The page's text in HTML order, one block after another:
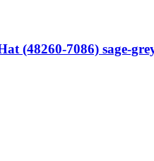
(48260-7086) sage-